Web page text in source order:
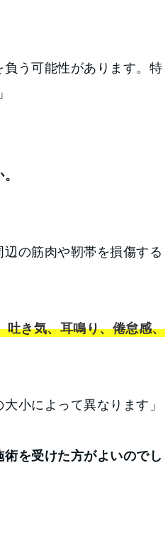
負う可能性があります。特
辺の筋肉や靭帯を損傷する
吐き気、耳鳴り、倦怠感、
小によって異なります」
を受けた方がよいのでし